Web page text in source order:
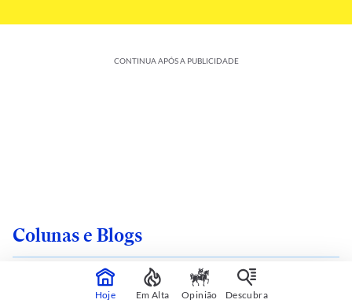
CONTINUA APÓS A PUBLICIDADE
Colunas e Blogs
Hoje Em Alta Opinião Descubra